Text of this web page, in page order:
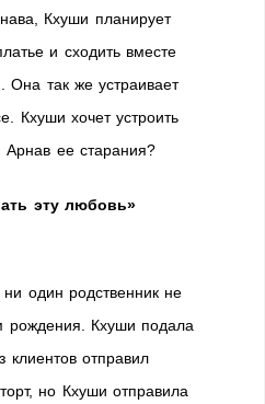
Кхуши планирует
и сходить вместе
Она так же устраивает
Кхуши хочет устроить
Арнав ее старания?
эту любовь»
один родственник не
рождения. Кхуши подала
отправил
но Кхуши отправила